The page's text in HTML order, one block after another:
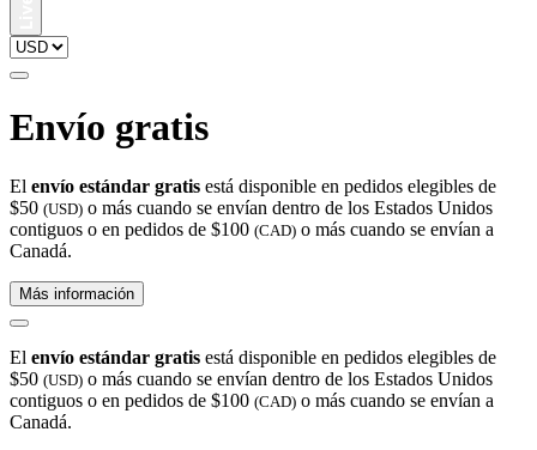
Envío gratis
El envío estándar gratis está disponible en pedidos elegibles de
$50 (USD) o más cuando se envían dentro de los Estados Unidos
contiguos o en pedidos de $100 (CAD) o más cuando se envían a
Canadá.
Más información
El envío estándar gratis está disponible en pedidos elegibles de
$50 (USD) o más cuando se envían dentro de los Estados Unidos
contiguos o en pedidos de $100 (CAD) o más cuando se envían a
Canadá.